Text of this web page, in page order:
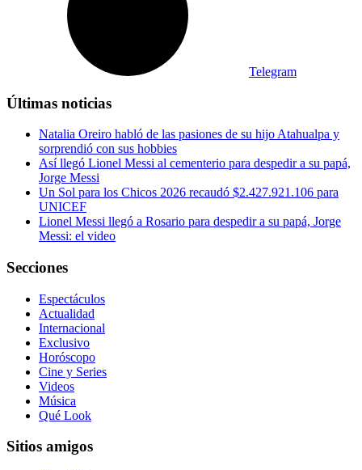
Telegram
Últimas noticias
Natalia Oreiro habló de las pasiones de su hijo Atahualpa y
sorprendió con sus hobbies
Así llegó Lionel Messi al cementerio para despedir a su papá,
Jorge Messi
Un Sol para los Chicos 2026 recaudó $2.427.921.106 para
UNICEF
Lionel Messi llegó a Rosario para despedir a su papá, Jorge
Messi: el video
Secciones
Espectáculos
Actualidad
Internacional
Exclusivo
Horóscopo
Cine y Series
Videos
Música
Qué Look
Sitios amigos